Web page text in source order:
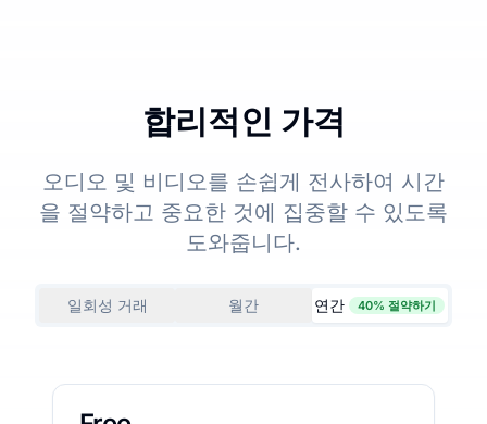
합리적인 가격
오디오 및 비디오를 손쉽게 전사하여 시간
을 절약하고 중요한 것에 집중할 수 있도록
도와줍니다.
일회성 거래 월간 연간 40% 절약하기